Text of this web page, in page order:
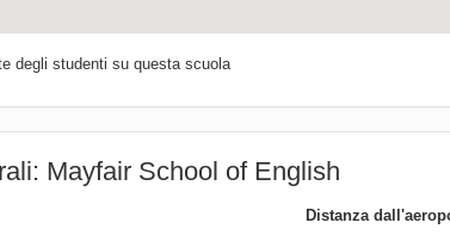
degli studenti su questa scuola
Mayfair School of English
Distanza